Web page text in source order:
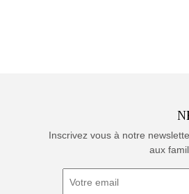
Inscrivez vous à notre
aux